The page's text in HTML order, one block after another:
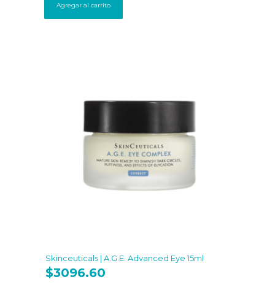
Agregar al carrito
Skinceuticals | A.G.E. Advanced Eye 15ml
$3096.60